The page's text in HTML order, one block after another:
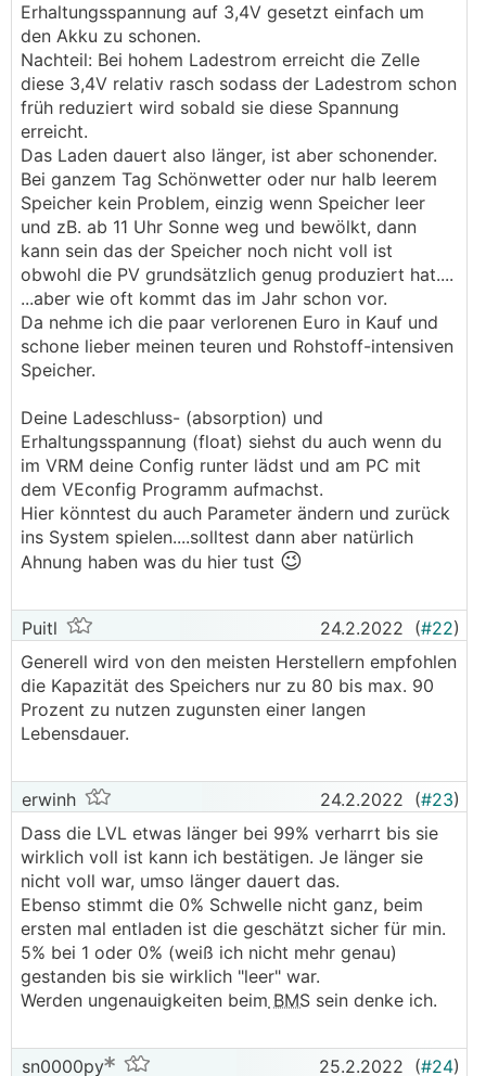
Erhaltungsspannung auf 3,4V gesetzt einfach um
den Akku zu schonen.
Nachteil: Bei hohem Ladestrom erreicht die Zelle
diese 3,4V relativ rasch sodass der Ladestrom schon
früh reduziert wird sobald sie diese Spannung
erreicht.
Das Laden dauert also länger, ist aber schonender.
Bei ganzem Tag Schönwetter oder nur halb leerem
Speicher kein Problem, einzig wenn Speicher leer
und zB. ab 11 Uhr Sonne weg und bewölkt, dann
kann sein das der Speicher noch nicht voll ist
obwohl die PV grundsätzlich genug produziert hat....
...aber wie oft kommt das im Jahr schon vor.
Da nehme ich die paar verlorenen Euro in Kauf und
schone lieber meinen teuren und Rohstoff-intensiven
Speicher.
Deine Ladeschluss- (absorption) und
Erhaltungsspannung (float) siehst du auch wenn du
im VRM deine Config runter lädst und am PC mit
dem VEconfig Programm aufmachst.
Hier könntest du auch Parameter ändern und zurück
ins System spielen....solltest dann aber natürlich
Ahnung haben was du hier tust 😉
Puitl 24.2.2022 (#22)
Generell wird von den meisten Herstellern empfohlen
die Kapazität des Speichers nur zu 80 bis max. 90
Prozent zu nutzen zugunsten einer langen
Lebensdauer.
erwinh 24.2.2022 (#23)
Dass die LVL etwas länger bei 99% verharrt bis sie
wirklich voll ist kann ich bestätigen. Je länger sie
nicht voll war, umso länger dauert das.
Ebenso stimmt die 0% Schwelle nicht ganz, beim
ersten mal entladen ist die geschätzt sicher für min.
5% bei 1 oder 0% (weiß ich nicht mehr genau)
gestanden bis sie wirklich "leer" war.
Werden ungenauigkeiten beim BMS sein denke ich.
sn0000py 25.2.2022 (#24)